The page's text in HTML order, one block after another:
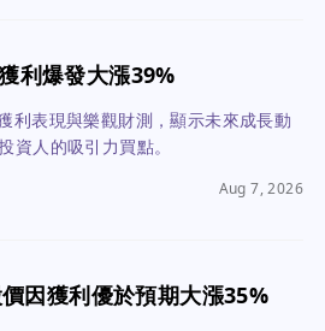
利爆發大漲39%
利表現與樂觀財測，顯示未來成長動
資人的吸引力買點。
Aug 7, 2026
因獲利優於預期大漲35%